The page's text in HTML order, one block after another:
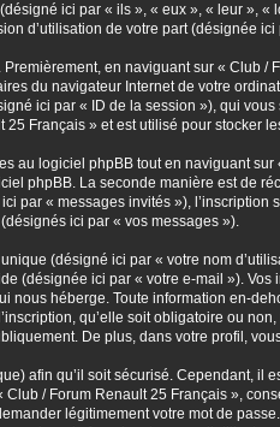
ici par « ils », « eux », « leur »,
d’utilisation de votre part (désignée
en naviguant sur « Club
du navigateur Internet de votre
ici par « ID de la session »), qui
Français » et est utilisé pour stocker
au logiciel phpBB tout en naviguant
phpBB. La seconde manière est de
par « messages invités »),
ici par « vos messages »).
(désigné ici par « votre nom
(désignée ici par « votre e-mail »).
héberge. Toute information en-
qu’elle soit obligatoire ou
De plus, dans votre profil,
afin qu’il soit sécurisé. Cependant,
Club / Forum Renault 25 Français »,
légitimement votre mot de